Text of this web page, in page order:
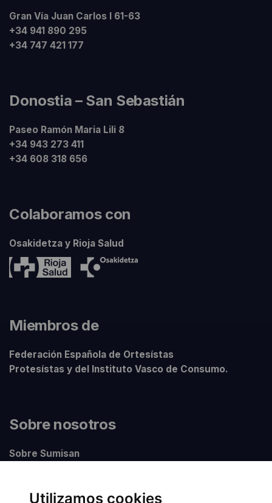
Utilizamos cookies
Gran Vía Juan Carlos I 61-63
+34 941 890 295
+34 747 421 177
Donostia – San Sebastián
Paseo Ramón Maria Lili 8
+34 943 273 411
+34 608 318 656
Colaboramos con
Osakidetza y Rioja Salud
Miembros de
Federación Española de Ortesístas
Protesístas y del Instituto Vasco de Consumo.
Sobre nosotros
Sobre Sumisan